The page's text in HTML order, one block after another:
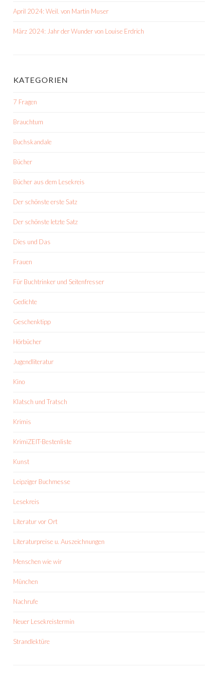
April 2024: Weil. von Martin Muser
März 2024: Jahr der Wunder von Louise Erdrich
KATEGORIEN
7 Fragen
Brauchtum
Buchskandale
Bücher
Bücher aus dem Lesekreis
Der schönste erste Satz
Der schönste letzte Satz
Dies und Das
Frauen
Für Buchtrinker und Seitenfresser
Gedichte
Geschenktipp
Hörbücher
Jugendliteratur
Kino
Klatsch und Tratsch
Krimis
KrimiZEIT-Bestenliste
Kunst
Leipziger Buchmesse
Lesekreis
Literatur vor Ort
Literaturpreise u. Auszeichnungen
Menschen wie wir
München
Nachrufe
Neuer Lesekreistermin
Strandlektüre